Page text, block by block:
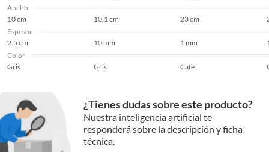
Ancho
10 cm
10.1 cm 23 cm
Espesor
2.5 cm
10 mm 1 mm
Color
Gris
Gris Café
¿Tienes dudas sobre este producto?
Nuestra inteligencia artificial te
responderá sobre la descripción y ficha
técnica.